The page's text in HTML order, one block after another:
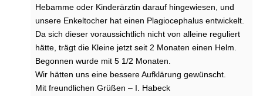
Hebamme oder Kinderärztin darauf hingewiesen, und
unsere Enkeltocher hat einen Plagiocephalus entwickelt.
Da sich dieser voraussichtlich nicht von alleine reguliert
hätte, trägt die Kleine jetzt seit 2 Monaten einen Helm.
Begonnen wurde mit 5 1/2 Monaten.
Wir hätten uns eine bessere Aufklärung gewünscht.
Mit freundlichen Grüßen – I. Habeck
t
i
g
k
i
t
e